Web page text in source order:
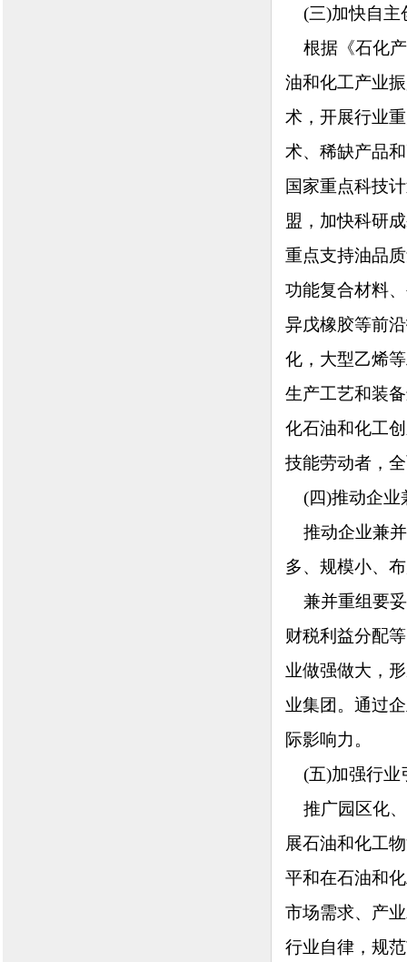
(三)加快自主
根据《石化产
油和化工产业
术，开展行业
术、稀缺产品
国家重点科技
盟，加快科研
重点支持油品
功能复合材料
异戊橡胶等前
化，大型乙烯
生产工艺和装
化石油和化工
技能劳动者，
(四)推动企业
推动企业兼并
多、规模小、
兼并重组要妥
财税利益分配
业做强做大，
业集团。通过
际影响力。
(五)加强行业
推广园区化、
展石油和化工
平和在石油和
市场需求、产
行业自律，规